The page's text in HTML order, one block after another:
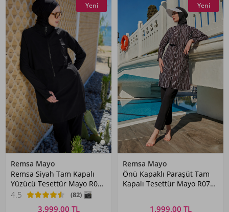
Yeni
Remsa Mayo
Remsa Siyah Tam Kapalı
Yüzücü Tesettür Mayo R003
Nurhan
4.5 (82)
3.999,00 TL
Yeni
Remsa Mayo
Önü Kapaklı Paraşüt Tam
Kapalı Tesettür Mayo R071
1.999,00 TL